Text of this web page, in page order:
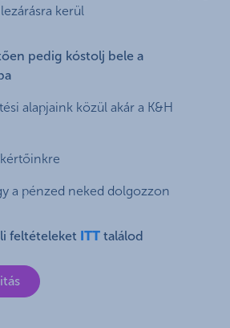
kerül
pedig kóstolj bele a
alapjaink közül akár a K&H
a pénzed neked dolgozzon
feltételeket ITT találod